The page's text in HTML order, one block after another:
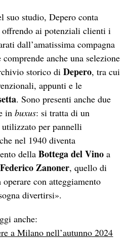
suo studio, Depero conta
offrendo ai potenziali clienti i
dall’amatissima compagna
anche una selezione
storico diDepero, tra cui
appunti e le
. Sono presenti anche due
inbuxus: si tratta di un
per pannelli
nel 1940 diventa
dellaBottega del Vino a
Federico Zanoner, quello di
operare con atteggiamento
divertirsi».
anche:
a Milano nell’autunno 2024